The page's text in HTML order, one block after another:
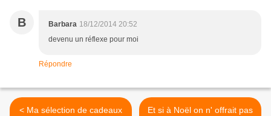
B Barbara 18/12/2014 20:52
devenu un réflexe pour moi
Répondre
< Ma sélection de cadeaux
Et si à Noël on n' offrait pas